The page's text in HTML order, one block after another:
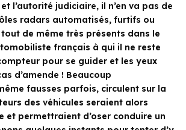
l’autorité judiciaire, il n’en va pas de
radars automatisés, furtifs ou
de même très présents dans le
français à qui il ne reste
pour se guider et les yeux
d’amende ! Beaucoup
fausses parfois, circulent sur la
des véhicules seraient alors
et permettraient d’oser conduire un